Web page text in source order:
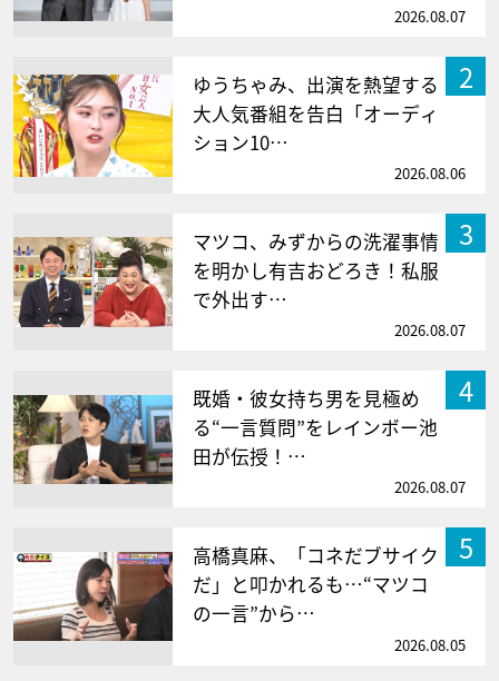
2026.08.07
2
ゆうちゃみ、出演を熱望する
大人気番組を告白「オーディ
ション10…
2026.08.06
3
マツコ、みずからの洗濯事情
を明かし有吉おどろき！私服
で外出す…
2026.08.07
4
既婚・彼女持ち男を見極め
る“一言質問”をレインボー池
田が伝授！…
2026.08.07
5
高橋真麻、「コネだブサイク
だ」と叩かれるも…“マツコ
の一言”から…
2026.08.05